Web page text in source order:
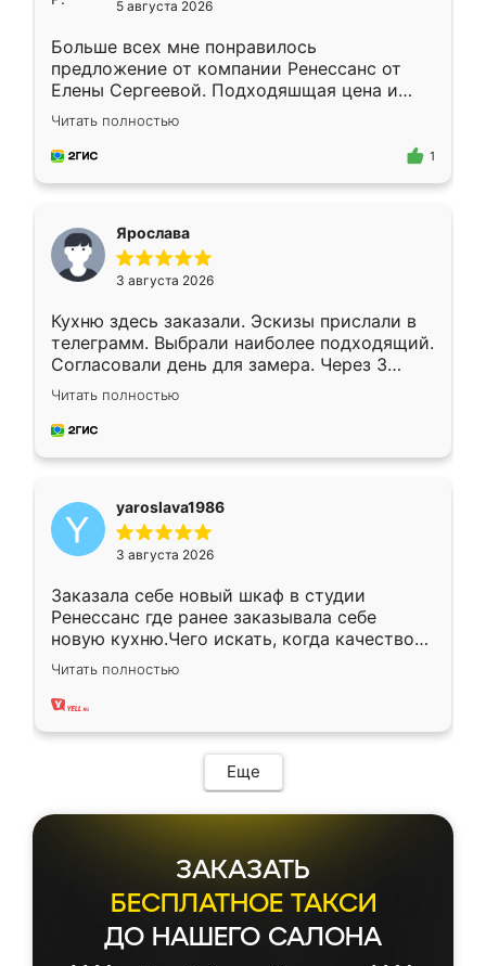
5 августа 2026
Больше всех мне понравилось
предложение от компании Ренессанс от
Елены Сергеевой. Подходяшщая цена и
короткие сроки изготовления. Приехавший
для замера сотрудник Владислав
предложил по моему эскизу самый
Читать полностью
1
Ярослава
3 августа 2026
Кухню здесь заказали. Эскизы прислали в
телеграмм. Выбрали наиболее подходящий.
Согласовали день для замера. Через 3
недели кухня была уже готова. Остались
довольны работой. Спасибо Ренессанс
мебель за качественную работу!
Читать полностью
yaroslava1986
3 августа 2026
Заказала себе новый шкаф в студии
Ренессанс где ранее заказывала себе
новую кухню.Чего искать, когда качеством
вполне довольна. Служит кухня уже почти
два года, нареканий нет.
Читать полностью
Еще
ЗАКАЗАТЬ
БЕСПЛАТНОЕ ТАКСИ
ДО НАШЕГО САЛОНА